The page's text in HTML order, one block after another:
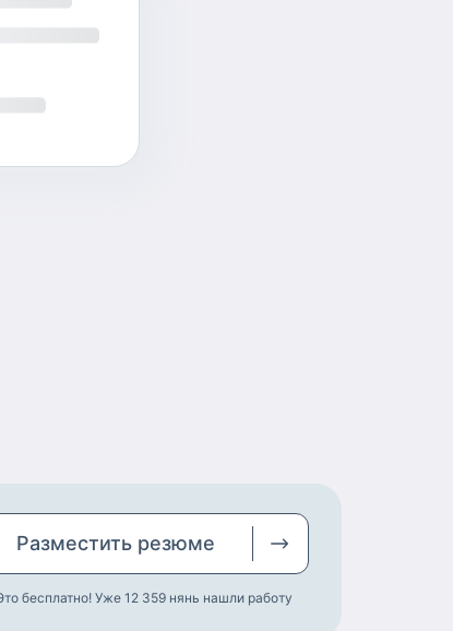
Разместить резюме
бесплатно! Уже 12 359 нянь нашли работу